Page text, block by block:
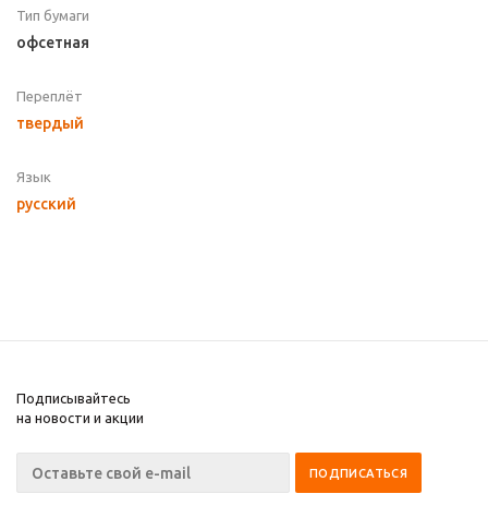
Тип бумаги
офсетная
Переплёт
твердый
Язык
русский
Подписывайтесь
на новости и акции